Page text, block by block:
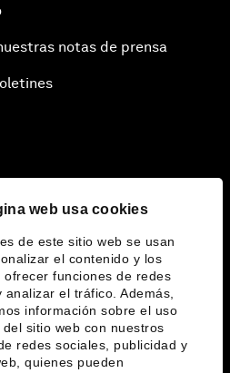
web usa cookies
de este sitio web se usan
el contenido y los
ofrecer funciones de redes
analizar el tráfico. Además,
información sobre el uso
sitio web con nuestros
redes sociales, publicidad y
quienes pueden
notas de prensa